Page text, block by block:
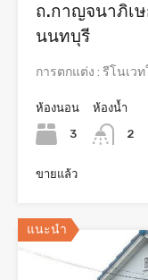
ถ.กาญจนาภิเ
นนทบุรี
การตกแต่ง : รีโนเว
ห้องนอน
3
ห้องน้ำ
2
ขายแล้ว
แนะนำ